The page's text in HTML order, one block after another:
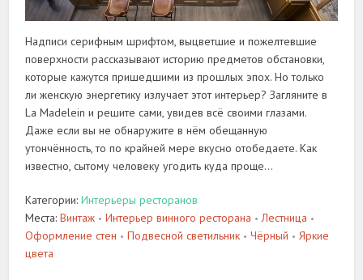
Надписи серифным шрифтом, выцветшие и пожелтевшие
поверхности рассказывают историю предметов обстановки,
которые кажутся пришедшими из прошлых эпох. Но только
ли женскую энергетику излучает этот интерьер? Загляните в
La Madelein и решите сами, увидев всё своими глазами.
Даже если вы не обнаружите в нём обещанную
утончённость, то по крайней мере вкусно отобедаете. Как
известно, сытому человеку угодить куда проще…
Категории:Интерьеры ресторанов
Места:Винтаж • Интерьер винного ресторана • Лестница •
Оформление стен • Подвесной светильник • Чёрный • Яркие
цвета